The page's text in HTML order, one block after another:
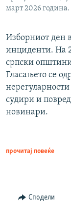
март 2026 година.
Изборниот ден
инциденти. На
српски
Гласањето се
судири и
новинари.
прочитај повеќе
Сподели